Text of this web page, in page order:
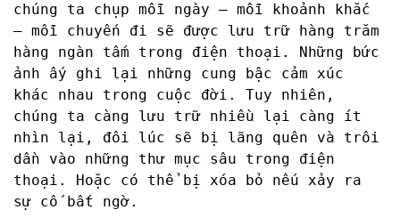
chúng ta chụp mỗi ngày – mỗi khoảnh khắc
– mỗi chuyến đi sẽ được lưu trữ hàng trăm
hàng ngàn tấm trong điện thoại. Những bức
ảnh ấy ghi lại những cung bậc cảm xúc
khác nhau trong cuộc đời. Tuy nhiên,
chúng ta càng lưu trữ nhiều lại càng ít
nhìn lại, đôi lúc sẽ bị lãng quên và trôi
dần vào những thư mục sâu trong điện
thoại. Hoặc có thể bị xóa bỏ nếu xảy ra
sự cố bất ngờ.